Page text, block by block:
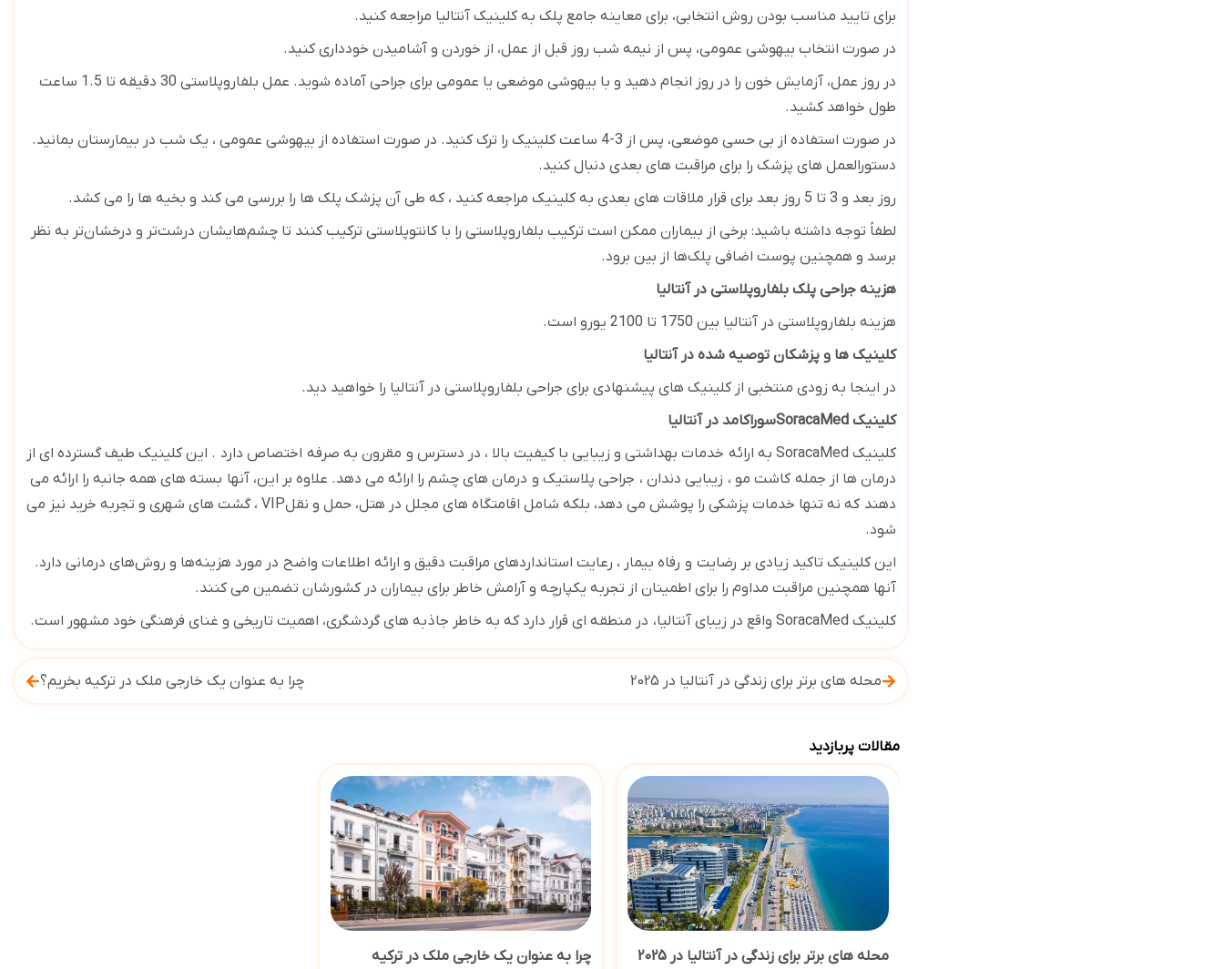
برای تایید مناسب بودن روش انتخابی، برای معاینه جامع پلک به کلینیک آنتالیا مراجعه کنید.
در صورت انتخاب بیهوشی عمومی، پس از نیمه شب روز قبل از عمل، از خوردن و آشامیدن خودداری کنید.
در روز عمل، آزمایش خون را در روز انجام دهید و با بیهوشی موضعی یا عمومی برای جراحی آماده شوید. عمل بلفاروپلاستی 30 دقیقه تا 1.5 ساعت
طول خواهد کشید.
در صورت استفاده از بی حسی موضعی، پس از 3-4 ساعت کلینیک را ترک کنید. در صورت استفاده از بیهوشی عمومی ، یک شب در بیمارستان بمانید.
دستورالعمل های پزشک را برای مراقبت های بعدی دنبال کنید.
روز بعد و 3 تا 5 روز بعد برای قرار ملاقات های بعدی به کلینیک مراجعه کنید ، که طی آن پزشک پلک ها را بررسی می کند و بخیه ها را می کشد
.
لطفاً توجه داشته باشید: برخی از بیماران ممکن است ترکیب بلفاروپلاستی را با کانتوپلاستی ترکیب کنند تا چشم‌هایشان درشت‌تر و درخشان‌تر به نظر
برسد و همچنین پوست اضافی پلک‌ها از بین برود.
هزینه جراحی پلک بلفاروپلاستی در آنتالیا
هزینه بلفاروپلاستی در آنتالیا بین 1750 تا 2100 یورو است
.
کلینیک ها و پزشکان توصیه شده در آنتالیا
در اینجا به زودی منتخبی از کلینیک های پیشنهادی برای جراحی بلفاروپلاستی در آنتالیا را خواهید دید.
کلینیک SoracaMedسوراکامد در آنتالیا
کلینیک SoracaMed به ارائه خدمات بهداشتی و زیبایی با کیفیت بالا ، در دسترس و مقرون به صرفه اختصاص دارد . این کلینیک طیف گسترده ای از
درمان ها از جمله کاشت مو ، زیبایی دندان ، جراحی پلاستیک و درمان های چشم را ارائه می دهد. علاوه بر این، آنها بسته های همه جانبه را ارائه می
دهند که نه تنها خدمات پزشکی را پوشش می دهد، بلکه شامل اقامتگاه های مجلل در هتل، حمل و نقلVIP ، گشت های شهری و تجربه خرید نیز می
شود.
این کلینیک تاکید زیادی بر رضایت و رفاه بیمار ، رعایت استانداردهای مراقبت دقیق و ارائه اطلاعات واضح در مورد هزینه‌ها و روش‌های درمانی دارد.
آنها همچنین مراقبت مداوم را برای اطمینان از تجربه یکپارچه و آرامش خاطر برای بیماران در کشورشان تضمین می کنند.
کلینیک SoracaMed واقع در زیبای آنتالیا، در منطقه ای قرار دارد که به خاطر جاذبه های گردشگری، اهمیت تاریخی و غنای فرهنگی خود مشهور است.
محله های برتر برای زندگی در آنتالیا در 2025 چرا به عنوان یک خارجی ملک در ترکیه بخریم؟
مقالات پربازدید
محله های برتر برای زندگی در آنتالیا در 2025
چرا به عنوان یک خارجی ملک در ترکیه